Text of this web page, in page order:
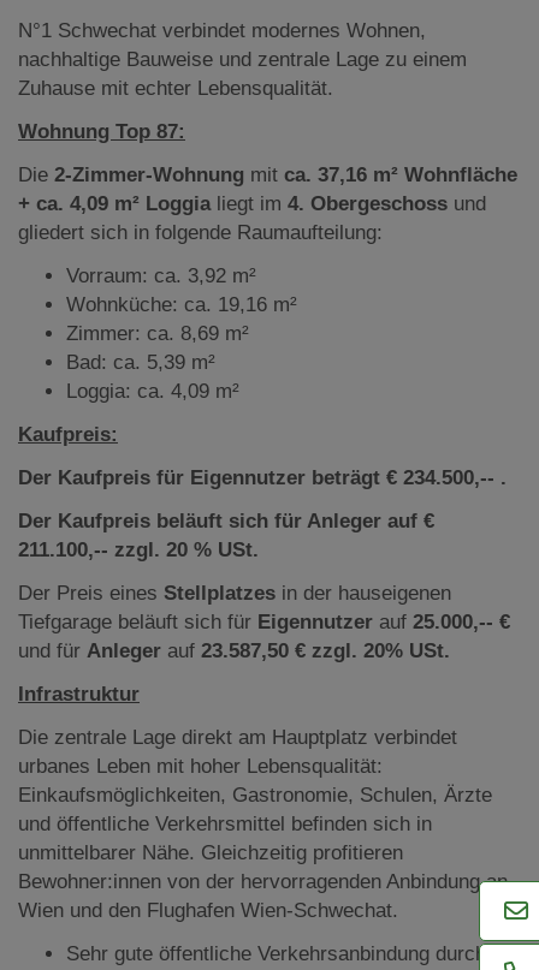
N°1 Schwechat verbindet modernes Wohnen,
nachhaltige Bauweise und zentrale Lage zu einem
Zuhause mit echter Lebensqualität.
Wohnung Top 87:
Die 2-Zimmer-Wohnung mit ca. 37,16 m² Wohnfläche
+ ca. 4,09 m² Loggia liegt im 4. Obergeschoss und
gliedert sich in folgende Raumaufteilung:
Vorraum: ca. 3,92 m²
Wohnküche: ca. 19,16 m²
Zimmer: ca. 8,69 m²
Bad: ca. 5,39 m²
Loggia: ca. 4,09 m²
Kaufpreis:
Der Kaufpreis für Eigennutzer beträgt € 234.500,-- .
Der Kaufpreis beläuft sich für Anleger auf €
211.100,-- zzgl. 20 % USt.
Der Preis eines Stellplatzes in der hauseigenen
Tiefgarage beläuft sich für Eigennutzer auf 25.000,-- €
und für Anleger auf 23.587,50 € zzgl. 20% USt.
Infrastruktur
Die zentrale Lage direkt am Hauptplatz verbindet
urbanes Leben mit hoher Lebensqualität:
Einkaufsmöglichkeiten, Gastronomie, Schulen, Ärzte
und öffentliche Verkehrsmittel befinden sich in
unmittelbarer Nähe. Gleichzeitig profitieren
Bewohner:innen von der hervorragenden Anbindung an
Wien und den Flughafen Wien-Schwechat.
Sehr gute öffentliche Verkehrsanbindung durch